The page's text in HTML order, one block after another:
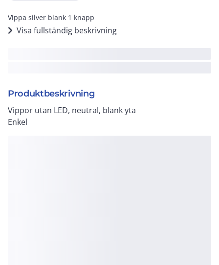
Vippa silver blank 1 knapp
Visa fullständig beskrivning
Produktbeskrivning
Vippor utan LED, neutral, blank yta
Enkel